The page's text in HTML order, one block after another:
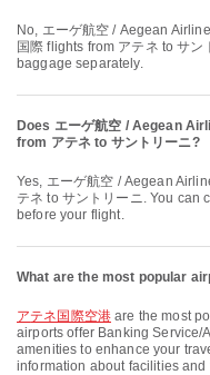
No, エーゲ航空 / Aegean Airlines does not include free baggage for 国内 &
国際 flights from アテネ to サ
baggage separately.
Does エーゲ航空 / Aegean
from アテネ to サントリーニ?
Yes, エーゲ航空 / Aegean Airlines provides online check-in for flight from ア
テネ to サントリーニ. You
before your flight.
What are the most popular
アテネ国際空港are the most
airports offer Banking Service/
amenities to enhance your
information about facilities